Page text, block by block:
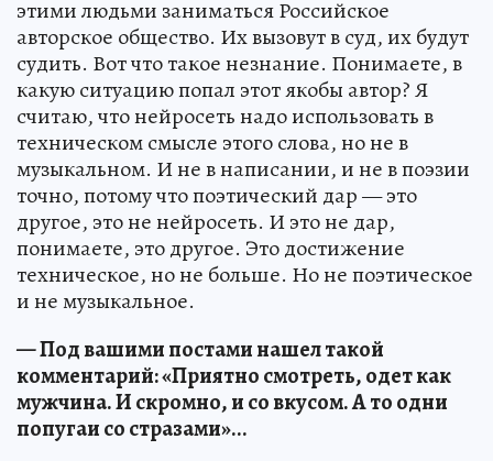
этими людьми заниматься Российское
авторское общество. Их вызовут в суд, их будут
судить. Вот что такое незнание. Понимаете, в
какую ситуацию попал этот якобы автор? Я
считаю, что нейросеть надо использовать в
техническом смысле этого слова, но не в
музыкальном. И не в написании, и не в поэзии
точно, потому что поэтический дар — это
другое, это не нейросеть. И это не дар,
понимаете, это другое. Это достижение
техническое, но не больше. Но не поэтическое
и не музыкальное.
— Под вашими постами нашел такой
комментарий: «Приятно смотреть, одет как
мужчина. И скромно, и со вкусом. А то одни
попугаи со стразами»...